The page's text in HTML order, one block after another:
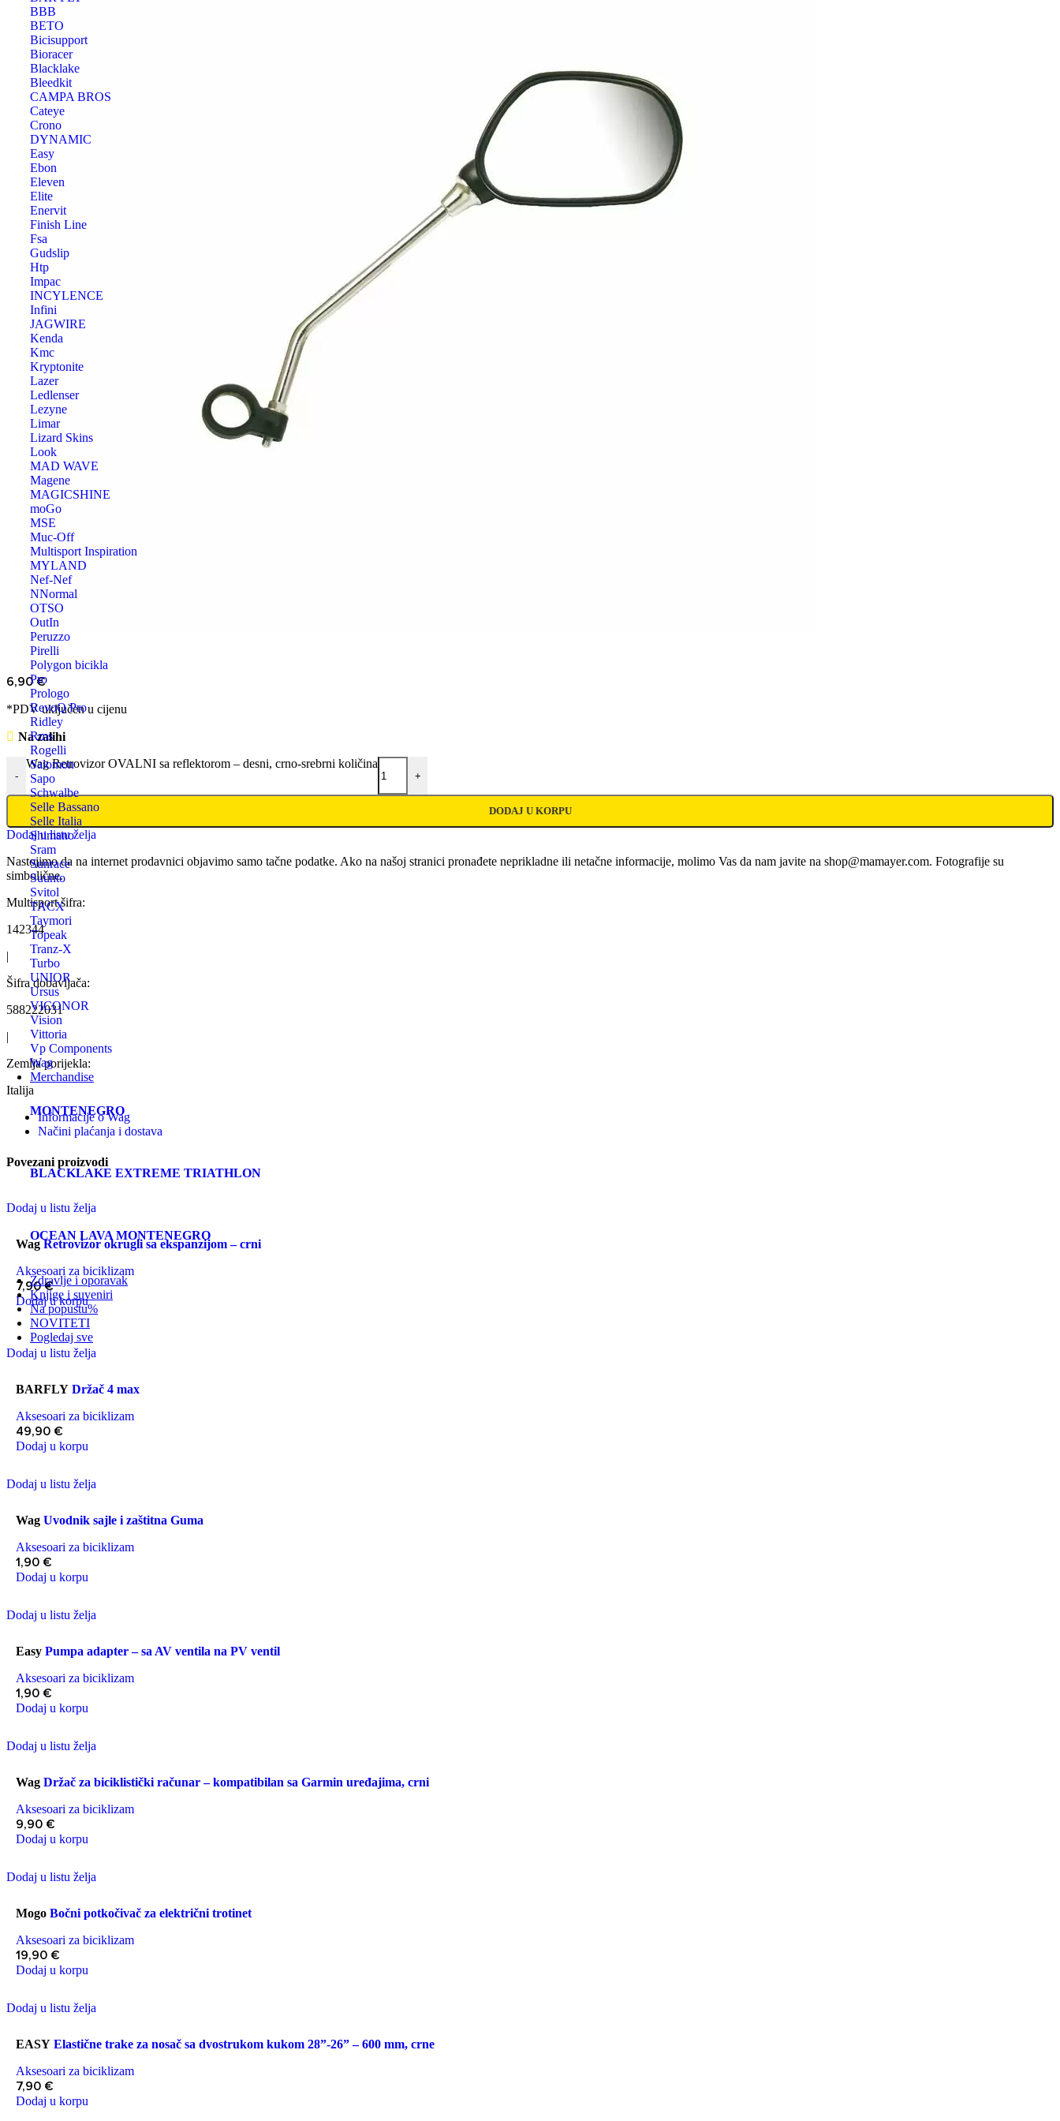
BBB
BETO
Bicisupport
Bioracer
Blacklake
Bleedkit
CAMPA BROS
Cateye
Crono
DYNAMIC
Easy
Ebon
Eleven
Elite
Enervit
Finish Line
Fsa
Gudslip
Htp
Impac
INCYLENCE
Infini
JAGWIRE
Kenda
Kmc
Kryptonite
Lazer
Ledlenser
Lezyne
Limar
Lizard Skins
Look
MAD WAVE
Magene
MAGICSHINE
moGo
MSE
Muc-Off
Multisport Inspiration
MYLAND
Nef-Nef
NNormal
OTSO
OutIn
Peruzzo
Pirelli
Polygon bicikla
Pro
Prologo
RevoQ Pro
Ridley
Rms
Rogelli
Salomon
Sapo
Schwalbe
Selle Bassano
Selle Italia
Shimano
Sram
Sunrace
Suunto
Svitol
TACX
Taymori
Topeak
Tranz-X
Turbo
UNIOR
Ursus
VICONOR
Vision
Vittoria
Vp Components
Wag
Merchandise
MONTENEGRO
BLACKLAKE EXTREME TRIATHLON
OCEAN LAVA MONTENEGRO
Zdravlje i oporavak
Knjige i suveniri
Na popustu%
NOVITETI
Pogledaj sve
6,90€
*PDV uključen u cijenu
Na zalihi
-
Wag Retrovizor OVALNI sa reflektorom – desni, crno-srebrni količina
+
DODAJ U KORPU
Dodaj u listu želja
Nastojimo da na internet prodavnici objavimo samo tačne podatke. Ako na našoj stranici pronađete neprikladne ili netačne informacije, molimo Vas da nam javite na shop@mamayer.com. Fotografije su
simbolične.
Multisport šifra:
142344
|
Šifra dobavljača:
588222031
|
Zemlja porijekla:
Italija
Informacije o Wag
Načini plaćanja i dostava
Povezani proizvodi
Dodaj u listu želja
WagRetrovizor okrugli sa ekspanzijom – crni
Aksesoari za biciklizam
7,90€
Dodaj u korpu
Dodaj u listu želja
BARFLY Držač 4 max
Aksesoari za biciklizam
49,90 €
Dodaj u korpu
Dodaj u listu želja
Wag Uvodnik sajle i zaštitna Guma
Aksesoari za biciklizam
1,90 €
Dodaj u korpu
Dodaj u listu želja
Easy Pumpa adapter – sa AV ventila na PV ventil
Aksesoari za biciklizam
1,90 €
Dodaj u korpu
Dodaj u listu želja
Wag Držač za biciklistički računar – kompatibilan sa Garmin uređajima, crni
Aksesoari za biciklizam
9,90 €
Dodaj u korpu
Dodaj u listu želja
Mogo Bočni potkočivač za električni trotinet
Aksesoari za biciklizam
19,90 €
Dodaj u korpu
Dodaj u listu želja
EASY Elastične trake za nosač sa dvostrukom kukom 28”-26” – 600 mm, crne
Aksesoari za biciklizam
7,90 €
Dodaj u korpu